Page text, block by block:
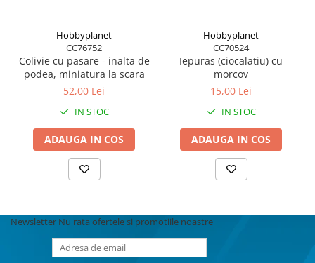
Hobbyplanet
CC76752
Colivie cu pasare - inalta de
podea, miniatura la scara
52,00 Lei
IN STOC
ADAUGA IN COS
Hobbyplanet
CC70524
Iepuras (ciocalatiu) cu
morcov
15,00 Lei
IN STOC
ADAUGA IN COS
Newsletter Nu rata ofertele si promotiile noastre